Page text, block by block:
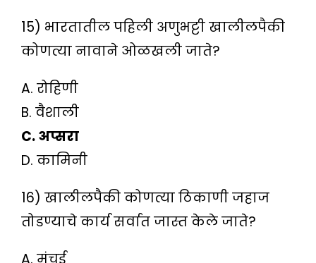
15) भारतातील पहिली अणुभट्टी खालीलपैकी
कोणत्या नावाने ओळखली जाते?
A. रोहिणी
B. वैशाली
C. अप्सरा
D. कामिनी
16) खालीलपैकी कोणत्या ठिकाणी जहाज
तोडण्याचे कार्य सर्वात जास्त केले जाते?